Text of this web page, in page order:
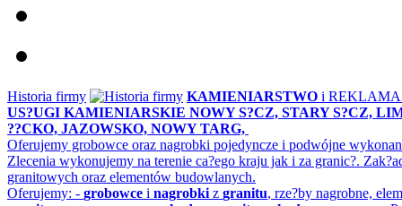
Historia firmy KAMIENIARSTWO i
US?UGI KAMIENIARSKIE NOWY S?CZ, STARY S?CZ,
??CKO, JAZOWSKO, NOWY TARG,
Oferujemy grobowce oraz nagrobki pojedyncze i podwójne
Zlecenia wykonujemy na terenie ca?ego kraju jak i za granic?.
granitowych oraz elementów budowlanych.
Oferujemy: - grobowce i nagrobki z granitu, rze?by nagrobne,